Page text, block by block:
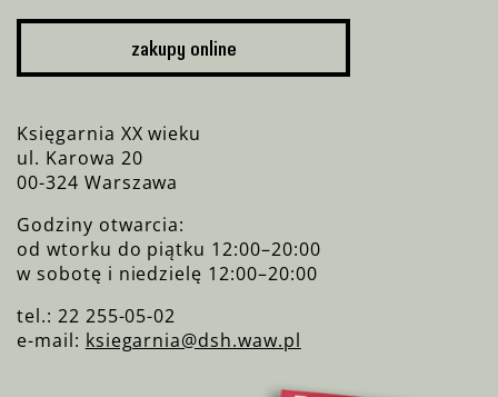
zakupy online
Księgarnia XX wieku
ul. Karowa 20
00-324 Warszawa
Godziny otwarcia:
od wtorku do piątku 12:00–20:00
w sobotę i niedzielę 12:00–20:00
tel.: 22 255-05-02
e-mail: ksiegarnia@dsh.waw.pl